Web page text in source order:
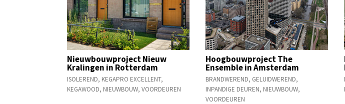
Nieuwbouwproject Nieuw
Kralingen in Rotterdam
ISOLEREND, KEGAPRO EXCELLENT,
KEGAWOOD, NIEUWBOUW,VOORDEUREN
Hoogbouwproject The
Ensemble in Amsterdam
BRANDWEREND, GELUIDWEREND,
INPANDIGE DEUREN, NIEUWBOUW,
VOORDEUREN